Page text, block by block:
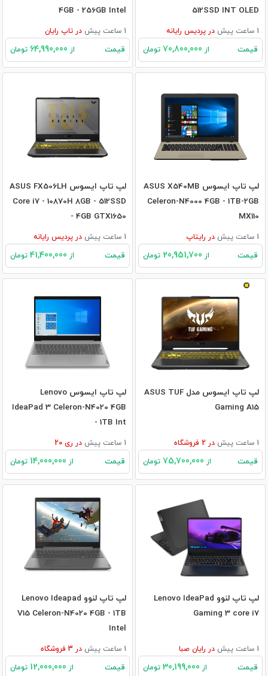
512SSD INT OLED
1 ساعت پیش در پردیس رایانه
قیمت از تومان
4GB - 256GB Intel
1 ساعت پیش در تاپ رایان
قیمت از تومان
لپ تاپ ایسوس ASUS X540MB
Celeron-N4000 4GB - 1TB-2GB
MX110
1 ساعت پیش در رایتاپ
قیمت از تومان
لپ تاپ ایسوس ASUS FX506LH
Core i7 - 10870H 8GB - 512SSD
- 4GB GTX1650
1 ساعت پیش در پردیس رایانه
قیمت از تومان
لپ تاپ ایسوس مدل ASUS TUF
Gaming A15
1 ساعت پیش در فروشگاه
قیمت از تومان
لپ تاپ ایسوس Lenovo
IdeaPad 3 Celeron-N4020 4GB
- 1TB Int
1 ساعت پیش در ری 20
قیمت از تومان
لپ تاپ لنوو Lenovo IdeaPad
Gaming 3 core i7
1 ساعت پیش در رایان صبا
قیمت از تومان
لپ تاپ لنوو Lenovo Ideapad
V15 Celeron-N4020 4GB - 1TB
Intel
1 ساعت پیش در فروشگاه
قیمت از تومان